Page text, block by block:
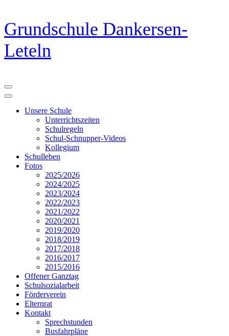
Zum
Inhalt
springen
(Eingabetaste
drücken)
Grundschule Dankersen-
Leteln
Unsere Schule
Unterrichtszeiten
Schulregeln
Schul-Schnupper-Videos
Kollegium
Schulleben
Fotos
2025/2026
2024/2025
2023/2024
2022/2023
2021/2022
2020/2021
2019/2020
2018/2019
2017/2018
2016/2017
2015/2016
Offener Ganztag
Schulsozialarbeit
Förderverein
Elternrat
Kontakt
Sprechstunden
Busfahrpläne